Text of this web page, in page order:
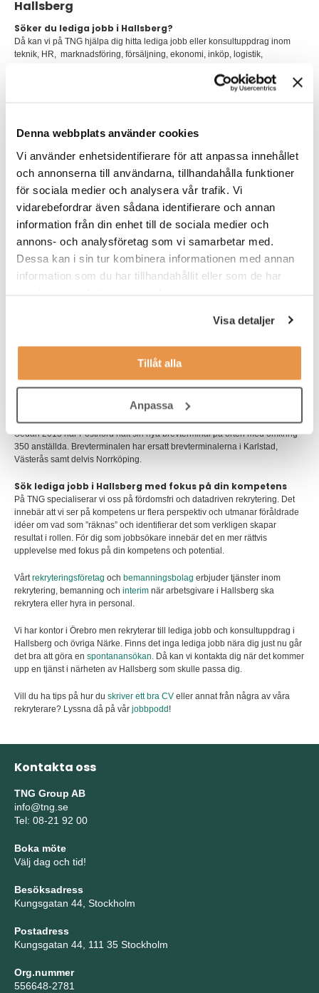
Denna webbplats använder cookies
Vi använder enhetsidentifierare för att anpassa innehållet
och annonserna till användarna, tillhandahålla funktioner
för sociala medier och analysera vår trafik. Vi
vidarebefordrar även sådana identifierare och annan
information från din enhet till de sociala medier och
annons- och analysföretag som vi samarbetar med.
Dessa kan i sin tur kombinera informationen med annan
information som du har tillhandahållit eller som de har
Visa detaljer
Tillåt alla
Anpassa
Hallsberg
Söker du lediga jobb i Hallsberg?
Då kan vi på TNG hjälpa dig hitta lediga jobb eller konsultuppdrag inom
teknik, HR, marknadsföring, försäljning, ekonomi, inköp, logistik,
rekryteringsföretag i regionen kan vi också erbjuda olika vägar för din
eller kanske ett
Hallsberg är en tätort i Närke som främst är känd som en järnvägsknut.
kommunen har varit i princip konstant de senaste 50 åren.
Från stationssamhälle till logistiknav
Hallsberg är till större delen beläget på en rullstensås, Örebroåsen, och har
växt efter 1862, då man byggde ett stationshus här någon kilometer från
kyrkan och den tidigare kyrkbyn i Hallsbergs socken. Hallsberg är till stor
del ett stationssamhälle, som vuxit fram som ett resultat av att godsstråket
genom Bergslagen och Västra stambanan möts här.
Det egentliga uppsvinget historiskt för Hallsberg kom när en industri
finns det möjligheter i Hallsberg! I
Hallsberg ligger Ahlsell logistikcentrum, det är kommunens största privata
arbetsgivare. Ahlsells centrallager i Hallsberg är ett av de största i Europa
I Hallsberg ligger också Volvos hyttilverkning för hjullastare och dumprar.
Sedan 2013 har Postnord haft sin nya brevterminal på orten med omkring
350 anställda. Brevterminalen har ersatt brevterminalerna i Karlstad,
Västerås samt delvis Norrköping.
Sök lediga jobb i Hallsberg med fokus på din kompetens
På TNG specialiserar vi oss på fördomsfri och datadriven rekrytering. Det
innebär att vi ser på kompetens ur flera perspektiv och utmanar föråldrade
idéer om vad som ”räknas” och identifierar det som verkligen skapar
resultat i rollen. För dig som jobbsökare innebär det en mer rättvis
upplevelse med fokus på din kompetens och potential.
Vårtrekryteringsföretag och bemanningsbolag erbjuder tjänster inom
rekrytering, bemanning och interim när arbetsgivare i Hallsberg ska
rekrytera eller hyra in personal.
Vi har kontor i Örebro men rekryterar till lediga jobb och konsultuppdrag i
Hallsberg och övriga Närke. Finns det inga lediga jobb nära dig just nu går
det bra att göra en spontanansökan. Då kan vi kontakta dig när det kommer
upp en tjänst i närheten av Hallsberg som skulle passa dig.
Vill du ha tips på hur du skriver ett bra CV eller annat från några av våra
rekryterare? Lyssna då på vår jobbpodd !
Kontakta oss
TNG Group AB
info@tng.se
Tel: 08-21 92 00
Boka möte
Välj dag och tid!
Besöksadress
Kungsgatan 44, Stockholm
Postadress
Kungsgatan 44, 111 35 Stockholm
Org.nummer
556648-2781